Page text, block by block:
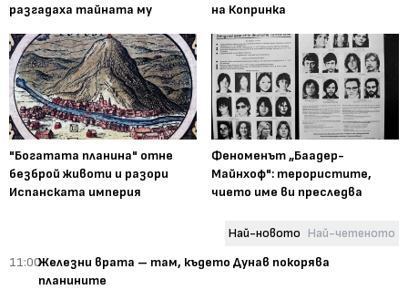
разгадаха тайната му
на Копринка
"Богатата планина" отне
безброй животи и разори
Испанската империя
Феноменът „Баадер-
Майнхоф": терористите,
чието име ви преследва
Най-новото Най-четеното
11:00Железни врата – там, където Дунав покорява
планините